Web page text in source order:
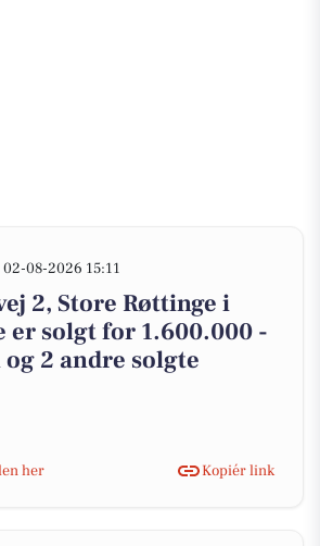
02-08-2026 15:11
2, Store Røttinge i
er solgt for 1.600.000 -
og 2 andre solgte
her
Kopiér link